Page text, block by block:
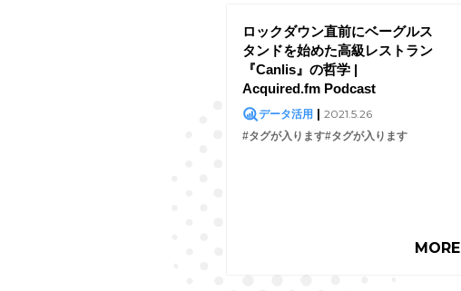
ロックダウン直前にベーグルス
タンドを始めた高級レストラン
『Canlis』の哲学 |
Acquired.fm Podcast
データ活用 |2021.5.26
#タグが入ります#タグが入ります
MORE